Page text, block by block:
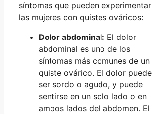
síntomas que pueden experimentar
las mujeres con quistes ováricos:
Dolor abdominal: El dolor
abdominal es uno de los
síntomas más comunes de un
quiste ovárico. El dolor puede
ser sordo o agudo, y puede
sentirse en un solo lado o en
ambos lados del abdomen. El